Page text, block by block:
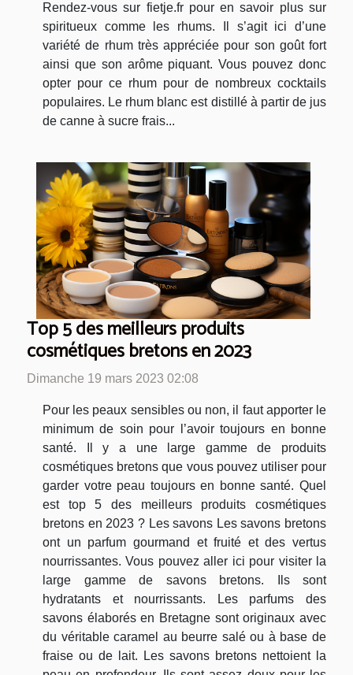
Rendez-vous sur fietje.fr pour en savoir plus sur
spiritueux comme les rhums. Il s’agit ici d’une
variété de rhum très appréciée pour son goût fort
ainsi que son arôme piquant. Vous pouvez donc
opter pour ce rhum pour de nombreux cocktails
populaires. Le rhum blanc est distillé à partir de jus
de canne à sucre frais...
Top 5 des meilleurs produits
cosmétiques bretons en 2023
Dimanche 19 mars 2023 02:08
Pour les peaux sensibles ou non, il faut apporter le
minimum de soin pour l’avoir toujours en bonne
santé. Il y a une large gamme de produits
cosmétiques bretons que vous pouvez utiliser pour
garder votre peau toujours en bonne santé. Quel
est top 5 des meilleurs produits cosmétiques
bretons en 2023 ? Les savons Les savons bretons
ont un parfum gourmand et fruité et des vertus
nourrissantes. Vous pouvez aller ici pour visiter la
large gamme de savons bretons. Ils sont
hydratants et nourrissants. Les parfums des
savons élaborés en Bretagne sont originaux avec
du véritable caramel au beurre salé ou à base de
fraise ou de lait. Les savons bretons nettoient la